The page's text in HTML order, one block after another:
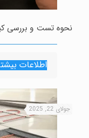
نحوه تست و بررسی
اطلاعات
جولای 22, 2025